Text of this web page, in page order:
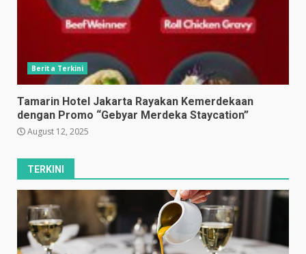
Berita Terkini
Tamarin Hotel Jakarta Rayakan Kemerdekaan
dengan Promo “Gebyar Merdeka Staycation”
August 12, 2025
TERKINI